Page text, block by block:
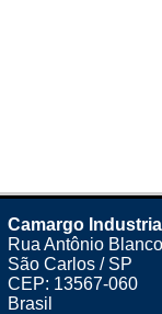
Camargo
Rua Antônio
São Carlos / SP
CEP: 13567-060
Brasil